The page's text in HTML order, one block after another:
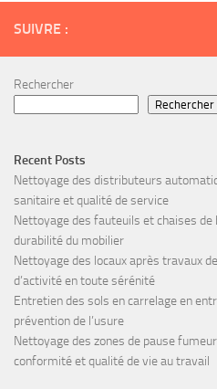
SUIVRE :
Rechercher
Rechercher
Recent Posts
Nettoyage des distributeurs
sanitaire et qualité de service
Nettoyage des fauteuils et chaises de
durabilité du mobilier
Nettoyage des locaux après travaux
d’activité en toute sérénité
Entretien des sols en carrelage en
prévention de l’usure
Nettoyage des zones de pause
conformité et qualité de vie au travail